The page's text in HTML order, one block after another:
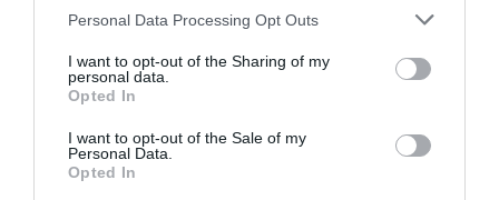
Personal Data Processing Opt Outs
I want to opt-out of the Sharing of my
personal data.
Opted In
I want to opt-out of the Sale of my
Personal Data.
Opted In
parfaitement gonflé
Laisser un commentaire
Votre adresse e-mail ne sera pas publiée.
Les champs
obligatoires sont indiqués avec